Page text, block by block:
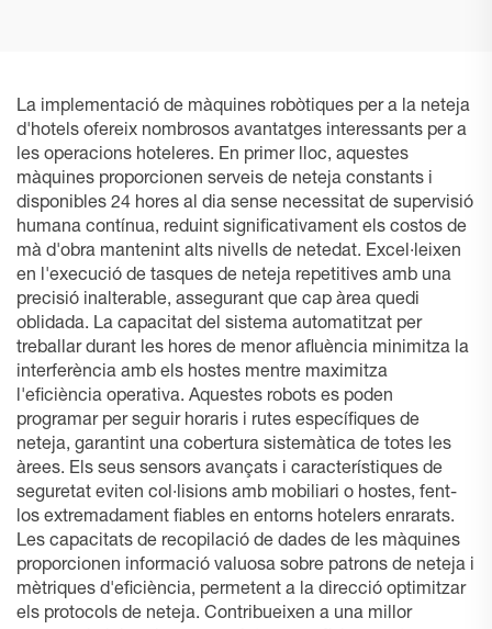
La implementació de màquines robòtiques per a la neteja
d'hotels ofereix nombrosos avantatges interessants per a
les operacions hoteleres. En primer lloc, aquestes
màquines proporcionen serveis de neteja constants i
disponibles 24 hores al dia sense necessitat de supervisió
humana contínua, reduint significativament els costos de
mà d'obra mantenint alts nivells de netedat. Excel·leixen
en l'execució de tasques de neteja repetitives amb una
precisió inalterable, assegurant que cap àrea quedi
oblidada. La capacitat del sistema automatitzat per
treballar durant les hores de menor afluència minimitza la
interferència amb els hostes mentre maximitza
l'eficiència operativa. Aquestes robots es poden
programar per seguir horaris i rutes específiques de
neteja, garantint una cobertura sistemàtica de totes les
àrees. Els seus sensors avançats i característiques de
seguretat eviten col·lisions amb mobiliari o hostes, fent-
los extremadament fiables en entorns hotelers enrarats.
Les capacitats de recopilació de dades de les màquines
proporcionen informació valuosa sobre patrons de neteja i
mètriques d'eficiència, permetent a la direcció optimitzar
els protocols de neteja. Contribueixen a una millor